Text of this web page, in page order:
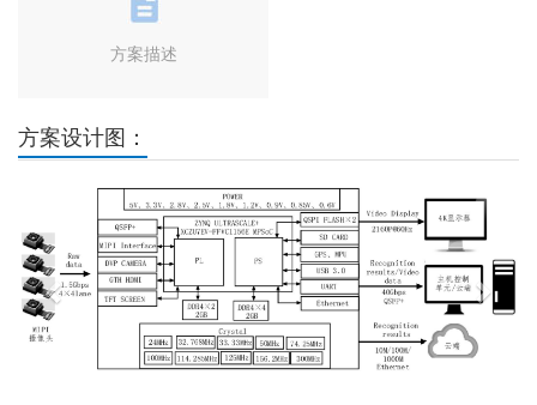
方案描述
方案设计图：
Previous Next